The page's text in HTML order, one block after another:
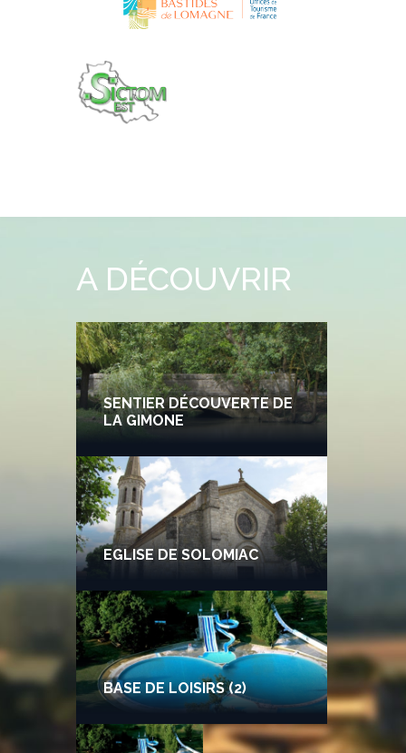
A DÉCOUVRIR
SENTIER DÉCOUVERTE DE
LA GIMONE
EGLISE DE SOLOMIAC
BASE DE LOISIRS (2)